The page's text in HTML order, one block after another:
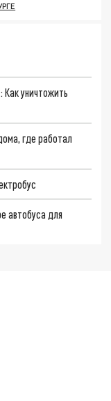
Как уничтожить
где работал
автобуса для